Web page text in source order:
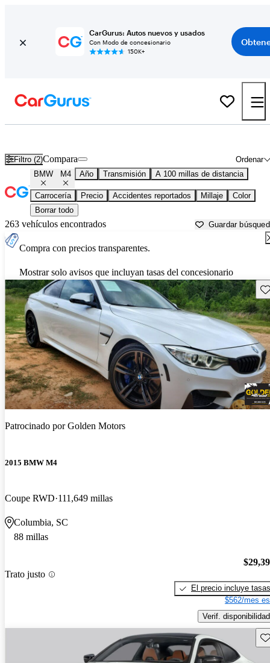
CarGurus: Autos nuevos y usados
Con Modo de concesionario
150K+
Filtro (2) Ordenar
Compara
BMW M4 Año Transmisión A 100 millas de distancia
Carrocería Precio Accidentes reportados Millaje
Color
Borrar todo
263 vehículos encontrados Guardar
Compra con precios transparentes.
Mostrar solo avisos que incluyan tasas del concesionario
Patrocinado porGolden Motors
2015 BMW M4
Coupe RWD 111,649 millas
Columbia, SC
88 millas
Trato justo
El precio incluye tasas
$562/mes
Verif. disponibilidad